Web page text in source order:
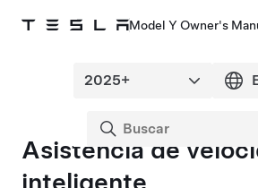
Model Y Owner's
Asistencia de
inteligente